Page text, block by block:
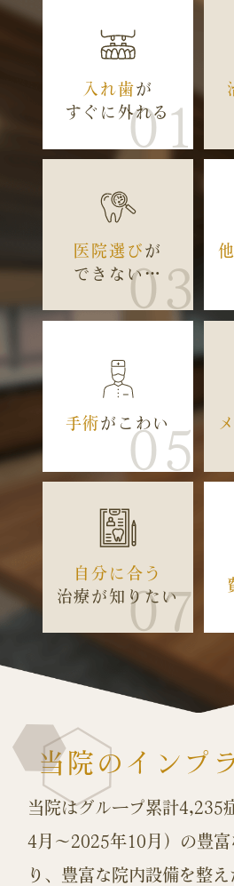
入れ歯が
すぐに外れる
01
医院選び が
できない…03
手術がこわい
05
自分に合う
治療が知りたい
07
当院のインプ
当院はグループ累計4,235
4月～2025年10月）の豊富
り、 豊富な院内設備を整